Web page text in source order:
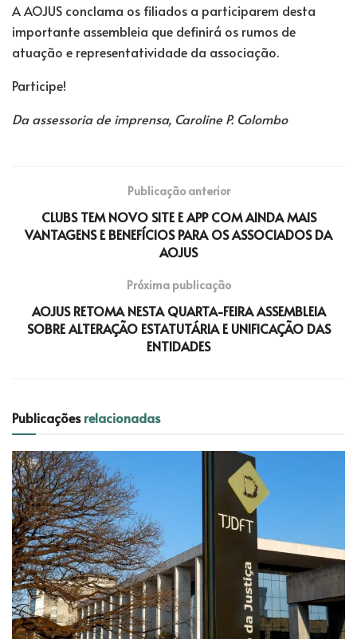
A AOJUS conclama os filiados a participarem desta
importante assembleia que definirá os rumos de
atuação e representatividade da associação.
Participe!
Da assessoria de imprensa, Caroline P. Colombo
Publicação anterior
CLUBS TEM NOVO SITE E APP COM AINDA MAIS
VANTAGENS E BENEFÍCIOS PARA OS ASSOCIADOS DA
AOJUS
Próxima publicação
AOJUS RETOMA NESTA QUARTA-FEIRA ASSEMBLEIA
SOBRE ALTERAÇÃO ESTATUTÁRIA E UNIFICAÇÃO DAS
ENTIDADES
Publicaçõesrelacionadas